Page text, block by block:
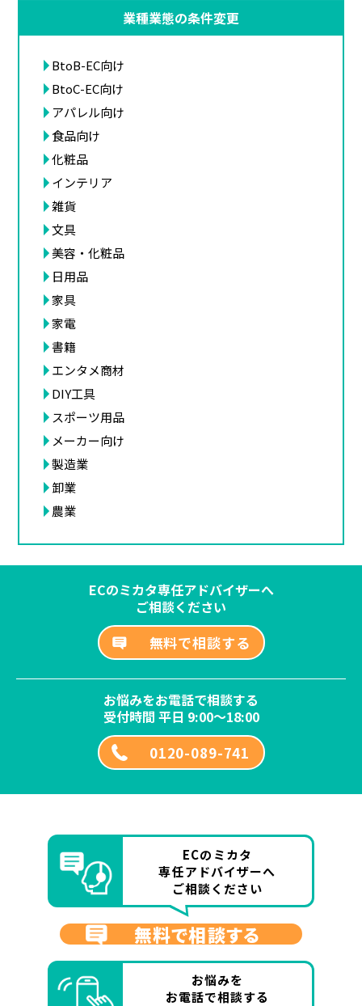
業種業態の条件変更
BtoB-EC向け
BtoC-EC向け
アパレル向け
食品向け
化粧品
インテリア
雑貨
文具
美容・化粧品
日用品
家具
家電
書籍
エンタメ商材
DIY工具
スポーツ用品
メーカー向け
製造業
卸業
農業
ECのミカタ専任アドバイザーへ
ご相談ください
無料で相談する
お悩みをお電話で相談する
受付時間 平日 9:00～18:00
0120-089-741
ECのミカタ
専任アドバイザーへ
ご相談ください
無料で相談する
お悩みを
お電話で相談する